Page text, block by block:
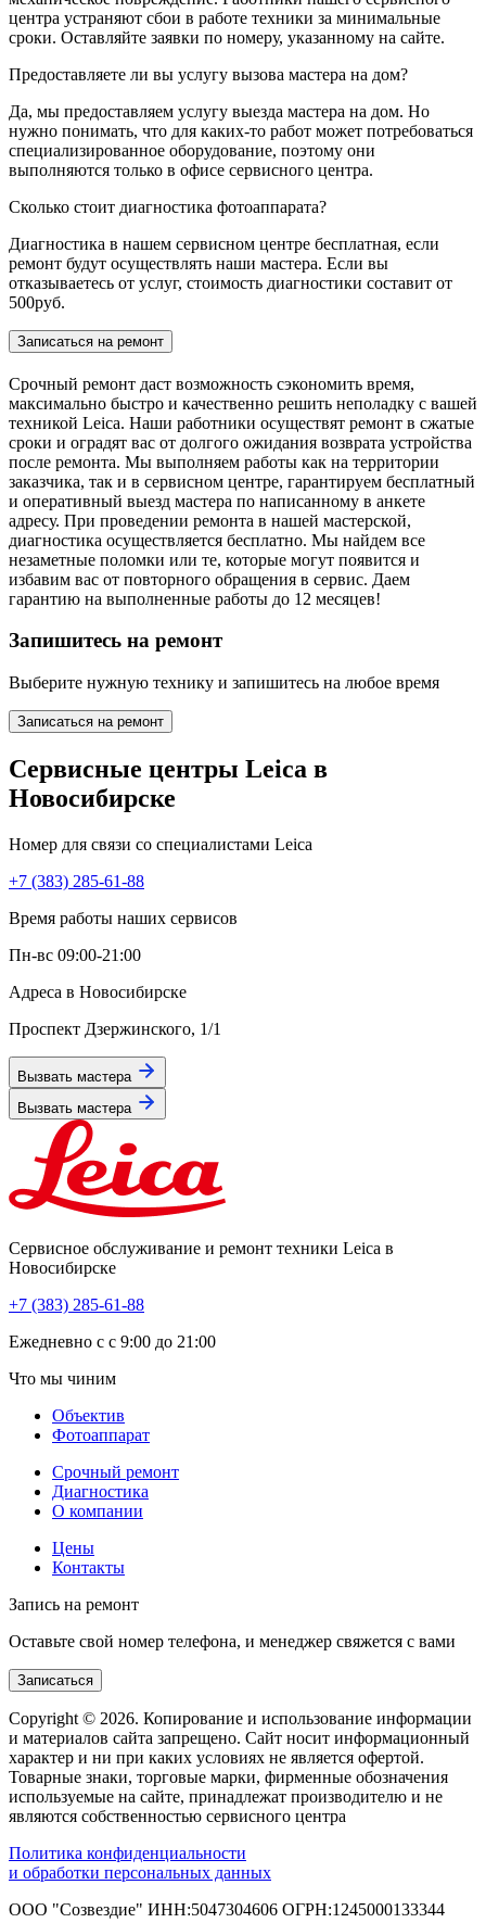
центра устраняют сбои в работе техники за минимальные
сроки. Оставляйте заявки по номеру, указанному на сайте.
Предоставляете ли вы услугу вызова мастера на дом?
Да, мы предоставляем услугу выезда мастера на дом. Но
нужно понимать, что для каких-то работ может потребоваться
специализированное оборудование, поэтому они
выполняются только в офисе сервисного центра.
Сколько cтоит диагностика фотоаппарата?
Диагностика в нашем сервисном центре бесплатная, если
ремонт будут осуществлять наши мастера. Если вы
отказываетесь от услуг, стоимость диагностики составит от
500руб.
Записаться на ремонт
Срочный ремонт даст возможность сэкономить время,
максимально быстро и качественно решить неполадку с вашей
техникой Leica. Наши работники осуществят ремонт в сжатые
сроки и оградят вас от долгого ожидания возврата устройства
после ремонта. Мы выполняем работы как на территории
заказчика, так и в сервисном центре, гарантируем бесплатный
и оперативный выезд мастера по написанному в анкете
адресу. При проведении ремонта в нашей мастерской,
диагностика осуществляется бесплатно. Мы найдем все
незаметные поломки или те, которые могут появится и
избавим вас от повторного обращения в сервис. Даем
гарантию на выполненные работы до 12 месяцев!
Запишитесь на ремонт
Выберите нужную технику и запишитесь на любое время
Записаться на ремонт
Сервисные центры Leica в
Новосибирске
Номер для связи со специалистами Leica
+7 (383) 285-61-88
Время работы наших сервисов
Пн-вс 09:00-21:00
Адреса в Новосибирске
Проспект Дзержинского, 1/1
Вызвать мастера
Вызвать мастера
Сервисное обслуживание и ремонт техники Leica в
Новосибирске
+7 (383) 285-61-88
Eжедневно с с 9:00 до 21:00
Что мы чиним
Объектив
Фотоаппарат
Срочный ремонт
Диагностика
О компании
Цены
Контакты
Запись на ремонт
Оставьте свой номер телефона, и менеджер свяжется с вами
Записаться
Copyright © 2026. Копирование и использование информации
и материалов сайта запрещено. Сайт носит информационный
характер и ни при каких условиях не является офертой.
Товарные знаки, торговые марки, фирменные обозначения
используемые на сайте, принадлежат производителю и не
являются собственностью сервисного центра
Политика конфиденциальности
и обработки персональных данных
ООО "Созвездие" ИНН:5047304606 ОГРН:1245000133344